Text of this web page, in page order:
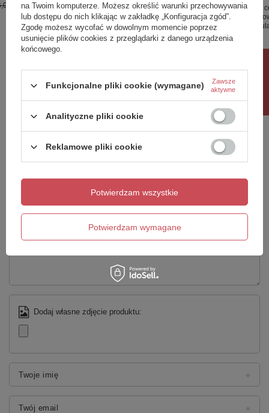
zł
0%
Najniższa cena produktu w okresie 30 dni
przed wprowadzeniem obniżki:
740,00 zł 0%
Cena regularna: 870,00 zł -15%
Najniższa
przed
Cena
Potrzebujesz pomocy? Masz pytania?
Zadaj pytanie a my odpowiemy niezwłocznie,
Zadaj pytanie
Napisz swoją opinię
5/5
Treść twojej opinii
Dodaj własne zdjęcie produktu:
Twoje imię
Twój email
na Twoim komputerze. Możesz określić warunki przechowywania
lub dostępu do nich klikając w zakładkę „Konfiguracja zgód”.
Zgodę możesz wycofać w dowolnym momencie poprzez
usunięcie plików cookies z przeglądarki z danego urządzenia
końcowego.
Funkcjonalne pliki cookie (wymagane)
Zawsze
aktywne
Analityczne pliki cookie
Reklamowe pliki cookie
Potwierdzam wymagane
Potwierdzam wszystkie